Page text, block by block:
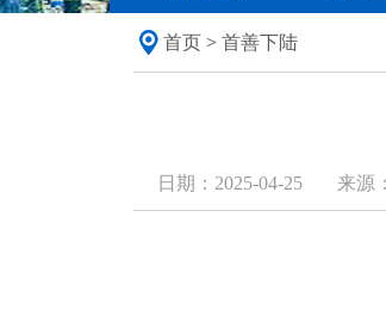
首页 > 首善下陆
日期：2025-04-25 来源